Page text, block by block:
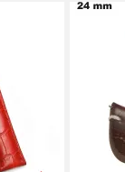
Kit Horlogerie Débutant
26,90 €